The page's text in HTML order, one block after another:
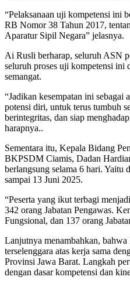
“Pelaksanaan uji kompetensi ini
RB Nomor 38 Tahun 2017,
Aparatur Sipil Negara” jelasnya.
Ai Rusli berharap, seluruh ASN
seluruh proses uji kompetensi ini
semangat.
“Jadikan kesempatan ini sebagai
potensi diri, untuk terus tumbuh
berintegritas, dan siap
harapnya..
Sementara itu, Kepala Bidang
BKPSDM Ciamis, Dadan
berlangsung selama 6 hari. Yaitu
sampai 13 Juni 2025.
“Peserta yang ikut terbagi
342 orang Jabatan Pengawas.
Fungsional, dan 137 orang
Lanjutnya menambahkan,
terselenggara atas kerja sama
Provinsi Jawa Barat. Langkah
dengan dasar kompetensi dan